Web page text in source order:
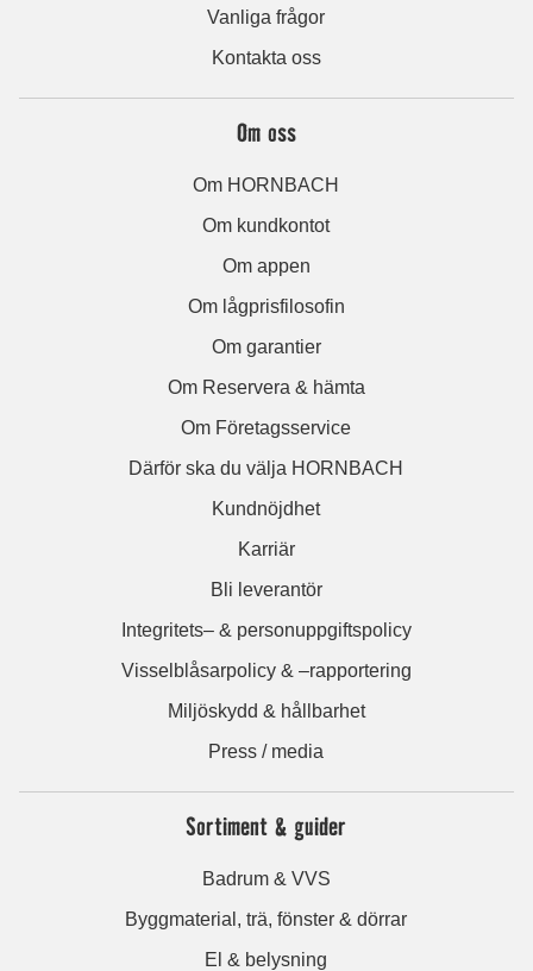
Vanliga frågor
Kontakta oss
Om oss
Om HORNBACH
Om kundkontot
Om appen
Om lågprisfilosofin
Om garantier
Om Reservera & hämta
Om Företagsservice
Därför ska du välja HORNBACH
Kundnöjdhet
Karriär
Bli leverantör
Integritets– & personuppgiftspolicy
Visselblåsarpolicy & –rapportering
Miljöskydd & hållbarhet
Press / media
Sortiment & guider
Badrum & VVS
Byggmaterial, trä, fönster & dörrar
El & belysning